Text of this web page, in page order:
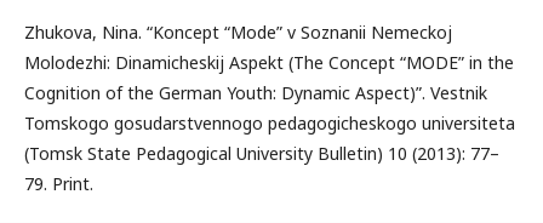
Zhukova, Nina. “Koncept “Mode” v Soznanii Nemeckoj
Molodezhi: Dinamicheskij Aspekt (The Concept “MODE” in the
Cognition of the German Youth: Dynamic Aspect)”. Vestnik
Tomskogo gosudarstvennogo pedagogicheskogo universiteta
(Tomsk State Pedagogical University Bulletin) 10 (2013): 77–
79. Print.